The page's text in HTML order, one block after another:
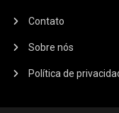
Contato
Sobre nós
Política de